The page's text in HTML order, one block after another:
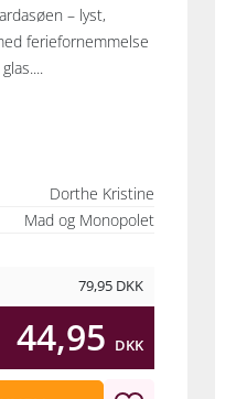
– lyst,
feriefornemmelse
Dorthe Kristine
Mad og Monopolet
79,95 DKK
44,95 DKK